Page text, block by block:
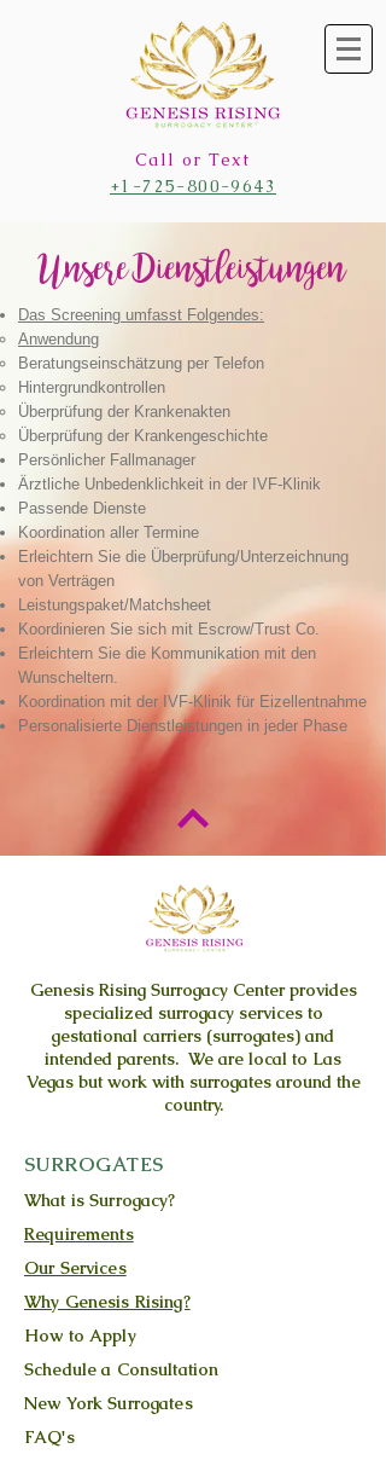
Call or Text
+1-725-800-9643
Unsere Dienstleistungen
Das Screening umfasst Folgendes:​
Anwendung
Beratungseinschätzung per Telefon
Hintergrundkontrollen
Überprüfung der Krankenakten
Überprüfung der Krankengeschichte
Persönlicher Fallmanager
Ärztliche Unbedenklichkeit in der IVF-Klinik
Passende Dienste
Koordination aller Termine
Erleichtern Sie die Überprüfung/Unterzeichnung
von Verträgen
Leistungspaket/Matchsheet
Koordinieren Sie sich mit Escrow/Trust Co.
Erleichtern Sie die Kommunikation mit den
Wunscheltern.
Koordination mit der IVF-Klinik für Eizellentnahme
Personalisierte Dienstleistungen in jeder Phase
Genesis RisingSurrogacy Center provides
specialized surrogacy services to
gestational carriers (surrogates) and
intended parents. We are local to Las
Vegas but work with surrogates around the
country.
SURROGATES
What is Surrogacy?
Requirements
Our Services
Why Genesis Rising?
How to Apply
Schedule a Consultation
New York Surrogates
FAQ's